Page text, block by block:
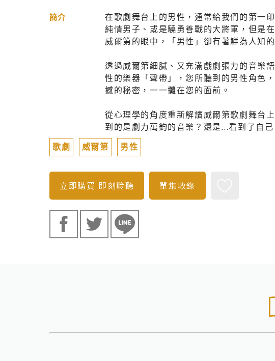
簡介
在歌劇舞台上的男性，通常給我們的第一
純情男子、或是驍勇善戰的大將軍，但是
威爾第的眼中，「男性」卻有著鮮為人知的
透過威爾第細膩、又充滿戲劇張力的音樂
性的樂器「聲帶」，您所聽到的男性角色
撼的秘密，一一攤在您的面前。
從心理學的角度重新解讀威爾第歌劇舞台
到的是劇力萬鈞的音樂？還是…看到了自己
歌劇 威爾第 男性
立即購買 即刻聆聽 單集收錄